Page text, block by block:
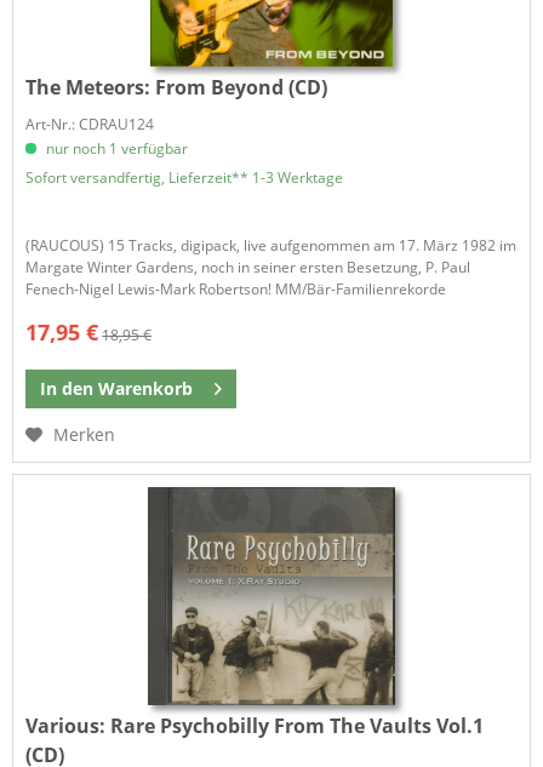
The Meteors: From Beyond (CD)
Art-Nr.: CDRAU124
nur noch 1 verfügbar
Sofort versandfertig, Lieferzeit** 1-3 Werktage
(RAUCOUS) 15 Tracks, digipack, live aufgenommen am 17. März 1982 im
Margate Winter Gardens, noch in seiner ersten Besetzung, P. Paul
Fenech-Nigel Lewis-Mark Robertson! MM/Bär-Familienrekorde
17,95 €18,95 €
In den Warenkorb
Merken
Various: Rare Psychobilly From The Vaults Vol.1
(CD)